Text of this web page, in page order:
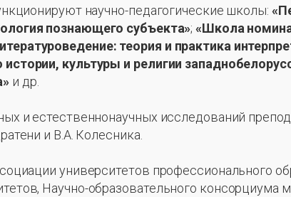
научно-педагогические школы:
познающего субъекта»;«Школа
теория и практика
культуры и религии
и др.
и естественнонаучных исследований
и В.А. Колесника.
университетов профессионального
Научно-образовательного